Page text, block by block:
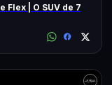
| O SUV de 7